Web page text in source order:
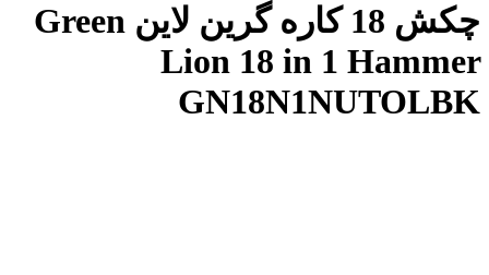
چکش 18 کاره گرین لاین Green
Lion 18 in 1 Hammer
GN18N1NUTOLBK